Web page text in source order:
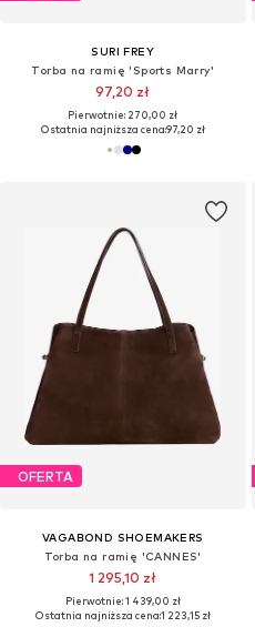
SURI FREY
Torba na ramię 'Sports Marry'
97,20 zł
Pierwotnie: 270,00 zł
Ostatnia najniższa cena:97,20 zł
OFERTA
VAGABOND SHOEMAKERS
Torba na ramię 'CANNES'
1 295,10 zł
Pierwotnie: 1 439,00 zł
Ostatnia najniższa cena:1 223,15 zł